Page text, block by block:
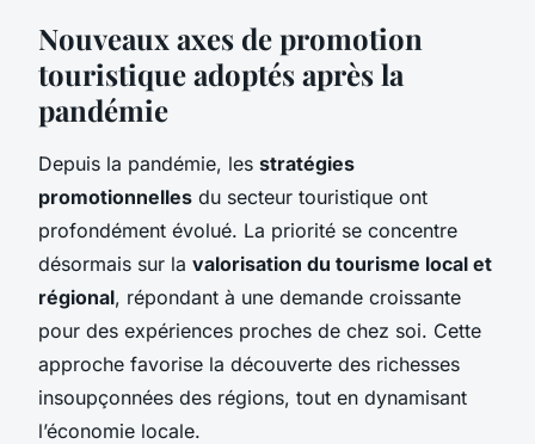
Nouveaux axes de promotion
touristique adoptés après la
pandémie
Depuis la pandémie, les stratégies
promotionnelles du secteur touristique ont
profondément évolué. La priorité se concentre
désormais sur la valorisation du tourisme local et
régional, répondant à une demande croissante
pour des expériences proches de chez soi. Cette
approche favorise la découverte des richesses
insoupçonnées des régions, tout en dynamisant
l’économie locale.